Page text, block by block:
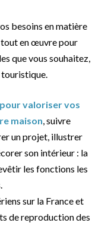
besoins en matière
tout en œuvre pour
que vous souhaitez,
touristique.
pour valoriser vos
maison , suivre
un projet, illustrer
son intérieur : la
les fonctions les
sur la France et
de reproduction des